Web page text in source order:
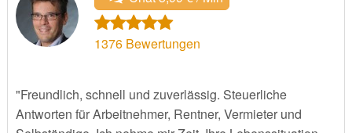
1376Bewertungen
"Freundlich, schnell und zuverlässig. Steuerliche
Antworten für Arbeitnehmer, Rentner, Vermieter und